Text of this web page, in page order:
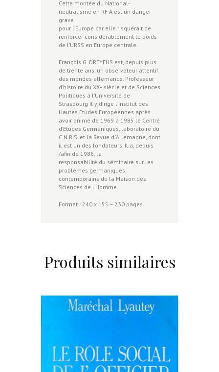
Cette montée du National-
neutralisme en RF A est un danger
grave
pour l’Europe car elle risquerait de
renforcer considérablement le poids
de l’URSS en Europe centrale.
François G. DREYFUS est, depuis plus
de trente ans, un observateur attentif
des mondes allemands. Professeur
d’histoire du XX• siècle et de Sciences
Politiques à l’Université de
Strasbourg il y dirige l’Institut des
Hautes Etudes Européennes après
avoir animé de 1969 à 1985 le Centre
d’Etudes Germaniques, laboratoire du
C.N.R.S. et la Revue d ‘Allemagne, dont
il est un des fondateurs. Il a, depuis
/afin de 1986, la
responsabilité du séminaire sur les
problèmes germaniques
contemporains de la Maison des
Sciences de l’Homme.
Format : 240 x 155 – 230 pages
Produits similaires